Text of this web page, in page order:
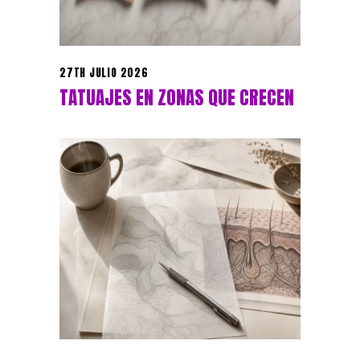
27TH JULIO 2026
TATUAJES EN ZONAS QUE CRECEN